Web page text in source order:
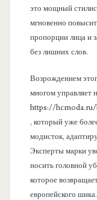
это мощный
мгновенно
пропорции лица и
без лишних слов.
Возрождением
многом управляет
https://
, который уже
модисток,
Эксперты марки
носить головной
которое
европейского